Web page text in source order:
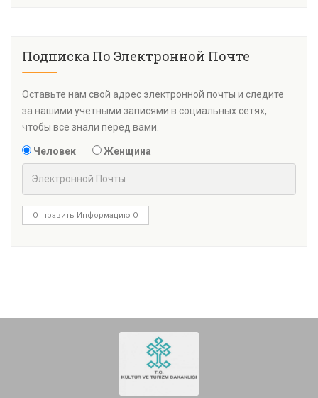
Подписка По Электронной Почте
Оставьте нам свой адрес электронной почты и следите
за нашими учетными записями в социальных сетях,
чтобы все знали перед вами.
Человек Женщина
Отправить Информацию О